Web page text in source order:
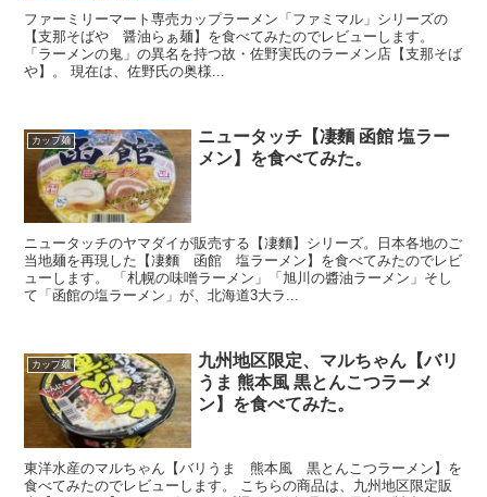
ファーミリーマート専売カップラーメン「ファミマル」シリーズの
【支那そばや 醤油らぁ麺】を食べてみたのでレビューします。
「ラーメンの鬼」の異名を持つ故・佐野実氏のラーメン店【支那そば
や】。 現在は、佐野氏の奥様...
カップ麺
ニュータッチ【凄麵 函館 塩ラー
メン】を食べてみた。
ニュータッチのヤマダイが販売する【凄麵】シリーズ。日本各地のご
当地麺を再現した【凄麵 函館 塩ラーメン】を食べてみたのでレビ
ューします。 「札幌の味噌ラーメン」「旭川の醬油ラーメン」そし
て「函館の塩ラーメン」が、北海道3大ラ...
カップ麺
九州地区限定、マルちゃん【バリ
うま 熊本風 黒とんこつラーメ
ン】を食べてみた。
東洋水産のマルちゃん【バリうま 熊本風 黒とんこつラーメン】を
食べてみたのでレビューします。 こちらの商品は、九州地区限定販